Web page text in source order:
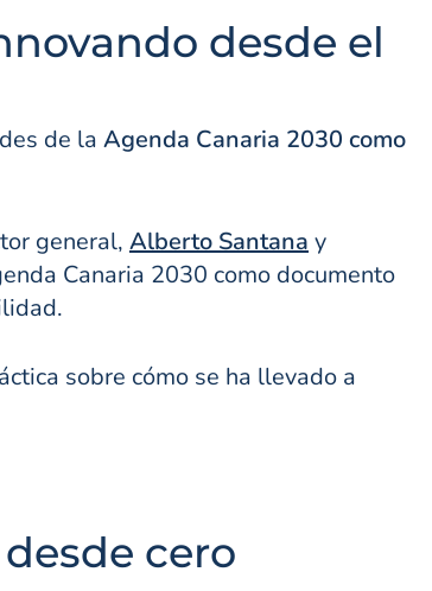
desde el
de la Agenda Canaria 2030 como
general, Alberto Santana y
Canaria 2030 como documento
sobre cómo se ha llevado a
cero